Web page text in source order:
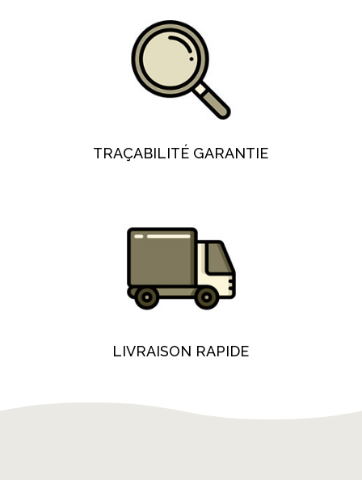
TRAÇABILITÉ GARANTIE
LIVRAISON RAPIDE